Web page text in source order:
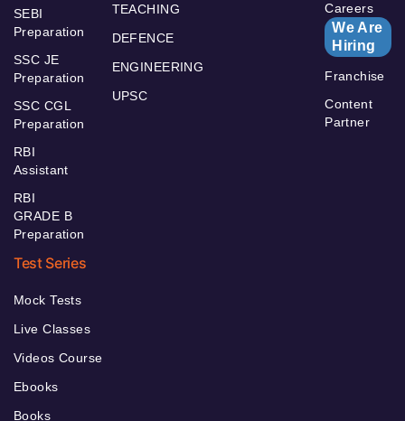
SEBI
Preparation
SSC JE
Preparation
SSC CGL
Preparation
RBI
Assistant
RBI
GRADE B
Preparation
TEACHING
DEFENCE
ENGINEERING
UPSC
Careers
We Are
Hiring
Franchise
Content
Partner
Test Series
Mock Tests
Live Classes
Videos Course
Ebooks
Books